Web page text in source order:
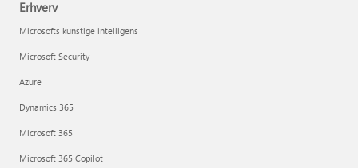
Erhverv
Microsofts kunstige intelligens
Microsoft Security
Azure
Dynamics 365
Microsoft 365
Microsoft 365 Copilot